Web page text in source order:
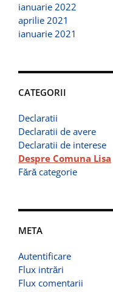
ianuarie 2022
aprilie 2021
ianuarie 2021
CATEGORII
Declaratii
Declaratii de avere
Declaratii de interese
Despre Comuna Lisa
Fără categorie
META
Autentificare
Flux intrări
Flux comentarii